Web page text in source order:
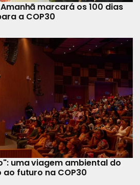
marcará os 100 dias
a COP30
uma viagem ambiental do
ao futuro na COP30